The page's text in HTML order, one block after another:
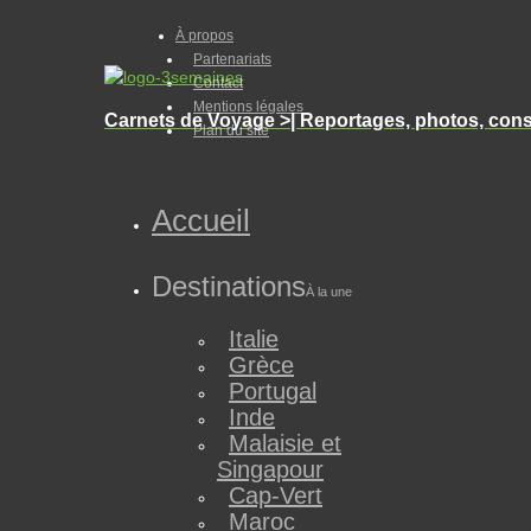
À propos
Partenariats
Contact
Mentions légales
Plan du site
Carnets de Voyage >| Reportages, photos,
Accueil
DestinationsÀ la une
Italie
Grèce
Portugal
Inde
Malaisie et
Singapour
Cap-Vert
Maroc